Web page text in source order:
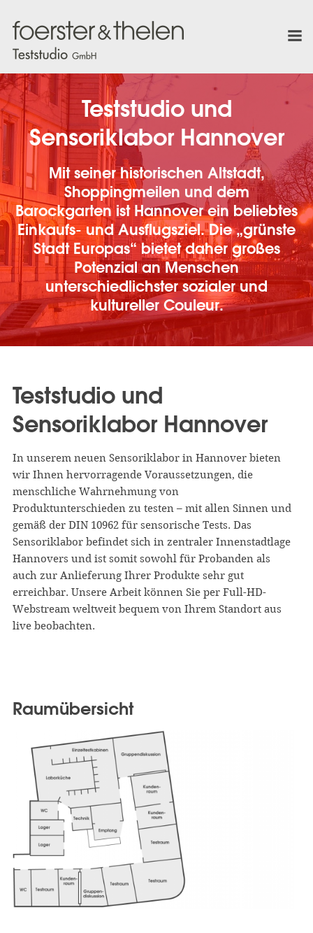
Teststudio und
Sensoriklabor Hannover
Mit seiner historischen Altstadt,
Shoppingmeilen und dem
Barockgarten ist Hannover ein beliebtes
Einkaufs- und Ausflugsziel. Die „grünste
Stadt Europas“ bietet daher großes
Potenzial an Menschen
unterschiedlichster sozialer und
kultureller Couleur.
Teststudio und
Sensoriklabor Hannover
In unserem neuen Sensoriklabor in Hannover bieten
wir Ihnen hervorragende Voraussetzungen, die
menschliche Wahrnehmung von
Produktunterschieden zu testen – mit allen Sinnen und
gemäß der DIN 10962 für sensorische Tests. Das
Sensoriklabor befindet sich in zentraler Innenstadtlage
Hannovers und ist somit sowohl für Probanden als
auch zur Anlieferung Ihrer Produkte sehr gut
erreichbar. Unsere Arbeit können Sie per Full-HD-
Webstream weltweit bequem von Ihrem Standort aus
live beobachten.
Raumübersicht